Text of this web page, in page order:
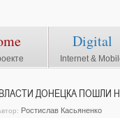
Digital
Internet &
ВЛАСТИ ДОНЕЦКА ПОШЛИ
Ростислав Касьяненко